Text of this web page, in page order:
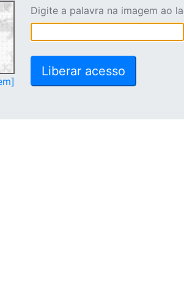
Digite a palavra na imagem ao